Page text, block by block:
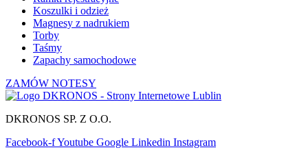
Koszulki i odzież
Magnesy z nadrukiem
Torby
Taśmy
Zapachy samochodowe
ZAMÓW NOTESY
DKRONOS SP. Z O.O.
Facebook-fYoutube Google Linkedin Instagram